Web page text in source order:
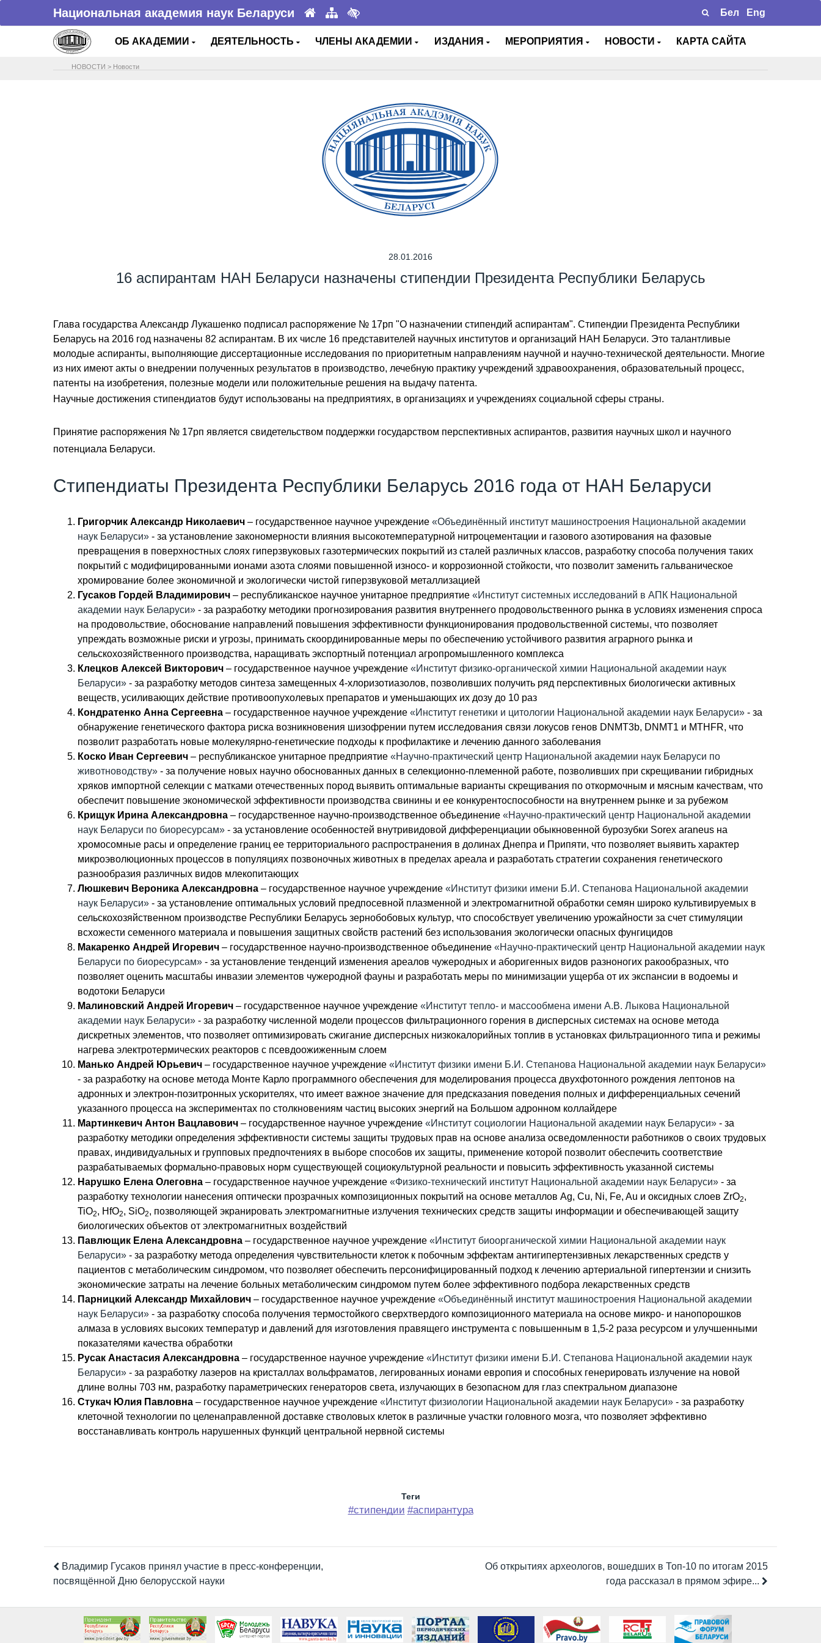
Национальная академия наук Беларуси Бел Eng
ОБ АКАДЕМИИ ДЕЯТЕЛЬНОСТЬ ЧЛЕНЫ АКАДЕМИИ ИЗДАНИЯ МЕРОПРИЯТИЯ НОВОСТИ КАРТА САЙТА
НОВОСТИ > Новости
28.01.2016
16 аспирантам НАН Беларуси назначены стипендии Президента Республики Беларусь
Глава государства Александр Лукашенко подписал распоряжение № 17рп "О назначении стипендий аспирантам". Стипендии Президента Республики
Беларусь на 2016 год назначены 82 аспирантам. В их числе 16 представителей научных институтов и организаций НАН Беларуси. Это талантливые
молодые аспиранты, выполняющие диссертационные исследования по приоритетным направлениям научной и научно-технической деятельности. Многие
из них имеют акты о внедрении полученных результатов в производство, лечебную практику учреждений здравоохранения, образовательный процесс,
патенты на изобретения, полезные модели или положительные решения на выдачу патента.
Научные достижения стипендиатов будут использованы на предприятиях, в организациях и учреждениях социальной сферы страны.
Принятие распоряжения № 17рп является свидетельством поддержки государством перспективных аспирантов, развития научных школ и научного
потенциала Беларуси.
Стипендиаты Президента Республики Беларусь 2016 года от НАН Беларуси
Григорчик Александр Николаевич – государственное научное учреждение «Объединённый институт машиностроения Национальной академии
наук Беларуси» - за установление закономерности влияния высокотемпературной нитроцементации и газового азотирования на фазовые
превращения в поверхностных слоях гиперзвуковых газотермических покрытий из сталей различных классов, разработку способа получения таких
покрытий с модифицированными ионами азота слоями повышенной износо- и коррозионной стойкости, что позволит заменить гальваническое
хромирование более экономичной и экологически чистой гиперзвуковой металлизацией
Гусаков Гордей Владимирович – республиканское научное унитарное предприятие «Институт системных исследований в АПК Национальной
академии наук Беларуси» - за разработку методики прогнозирования развития внутреннего продовольственного рынка в условиях изменения спроса
на продовольствие, обоснование направлений повышения эффективности функционирования продовольственной системы, что позволяет
упреждать возможные риски и угрозы, принимать скоординированные меры по обеспечению устойчивого развития аграрного рынка и
сельскохозяйственного производства, наращивать экспортный потенциал агропромышленного комплекса
Клецков Алексей Викторович – государственное научное учреждение «Институт физико-органической химии Национальной академии наук
Беларуси» - за разработку методов синтеза замещенных 4-хлоризотиазолов, позволивших получить ряд перспективных биологически активных
веществ, усиливающих действие противоопухолевых препаратов и уменьшающих их дозу до 10 раз
Кондратенко Анна Сергеевна – государственное научное учреждение «Институт генетики и цитологии Национальной академии наук Беларуси» - за
обнаружение генетического фактора риска возникновения шизофрении путем исследования связи локусов генов DNMT3b, DNMT1 и MTHFR, что
позволит разработать новые молекулярно-генетические подходы к профилактике и лечению данного заболевания
Коско Иван Сергеевич – республиканское унитарное предприятие «Научно-практический центр Национальной академии наук Беларуси по
животноводству» - за получение новых научно обоснованных данных в селекционно-племенной работе, позволивших при скрещивании гибридных
хряков импортной селекции с матками отечественных пород выявить оптимальные варианты скрещивания по откормочным и мясным качествам, что
обеспечит повышение экономической эффективности производства свинины и ее конкурентоспособности на внутреннем рынке и за рубежом
Крищук Ирина Александровна – государственное научно-производственное объединение «Научно-практический центр Национальной академии
наук Беларуси по биоресурсам» - за установление особенностей внутривидовой дифференциации обыкновенной бурозубки Sorex araneus на
хромосомные расы и определение границ ее территориального распространения в долинах Днепра и Припяти, что позволяет выявить характер
микроэволюционных процессов в популяциях позвоночных животных в пределах ареала и разработать стратегии сохранения генетического
разнообразия различных видов млекопитающих
Люшкевич Вероника Александровна – государственное научное учреждение «Институт физики имени Б.И. Степанова Национальной академии
наук Беларуси» - за установление оптимальных условий предпосевной плазменной и электромагнитной обработки семян широко культивируемых в
сельскохозяйственном производстве Республики Беларусь зернобобовых культур, что способствует увеличению урожайности за счет стимуляции
всхожести семенного материала и повышения защитных свойств растений без использования экологически опасных фунгицидов
Макаренко Андрей Игоревич – государственное научно-производственное объединение «Научно-практический центр Национальной академии наук
Беларуси по биоресурсам» - за установление тенденций изменения ареалов чужеродных и аборигенных видов разноногих ракообразных, что
позволяет оценить масштабы инвазии элементов чужеродной фауны и разработать меры по минимизации ущерба от их экспансии в водоемы и
водотоки Беларуси
Малиновский Андрей Игоревич – государственное научное учреждение «Институт тепло- и массообмена имени А.В. Лыкова Национальной
академии наук Беларуси» - за разработку численной модели процессов фильтрационного горения в дисперсных системах на основе метода
дискретных элементов, что позволяет оптимизировать сжигание дисперсных низкокалорийных топлив в установках фильтрационного типа и режимы
нагрева электротермических реакторов с псевдоожиженным слоем
Манько Андрей Юрьевич – государственное научное учреждение «Институт физики имени Б.И. Степанова Национальной академии наук Беларуси»
- за разработку на основе метода Монте Карло программного обеспечения для моделирования процесса двухфотонного рождения лептонов на
адронных и электрон-позитронных ускорителях, что имеет важное значение для предсказания поведения полных и дифференциальных сечений
указанного процесса на экспериментах по столкновениям частиц высоких энергий на Большом адронном коллайдере
Мартинкевич Антон Вацлавович – государственное научное учреждение «Институт социологии Национальной академии наук Беларуси» - за
разработку методики определения эффективности системы защиты трудовых прав на основе анализа осведомленности работников о своих трудовых
правах, индивидуальных и групповых предпочтениях в выборе способов их защиты, применение которой позволит обеспечить соответствие
разрабатываемых формально-правовых норм существующей социокультурной реальности и повысить эффективность указанной системы
Нарушко Елена Олеговна – государственное научное учреждение «Физико-технический институт Национальной академии наук Беларуси» - за
разработку технологии нанесения оптически прозрачных композиционных покрытий на основе металлов Ag, Cu, Ni, Fe, Au и оксидных слоев ZrO2,
TiO2, HfO2, SiO2, позволяющей экранировать электромагнитные излучения технических средств защиты информации и обеспечивающей защиту
биологических объектов от электромагнитных воздействий
Павлющик Елена Александровна – государственное научное учреждение «Институт биоорганической химии Национальной академии наук
Беларуси» - за разработку метода определения чувствительности клеток к побочным эффектам антигипертензивных лекарственных средств у
пациентов с метаболическим синдромом, что позволяет обеспечить персонифицированный подход к лечению артериальной гипертензии и снизить
экономические затраты на лечение больных метаболическим синдромом путем более эффективного подбора лекарственных средств
Парницкий Александр Михайлович – государственное научное учреждение «Объединённый институт машиностроения Национальной академии
наук Беларуси» - за разработку способа получения термостойкого сверхтвердого композиционного материала на основе микро- и нанопорошков
алмаза в условиях высоких температур и давлений для изготовления правящего инструмента с повышенным в 1,5-2 раза ресурсом и улучшенными
показателями качества обработки
Русак Анастасия Александровна – государственное научное учреждение «Институт физики имени Б.И. Степанова Национальной академии наук
Беларуси» - за разработку лазеров на кристаллах вольфраматов, легированных ионами европия и способных генерировать излучение на новой
длине волны 703 нм, разработку параметрических генераторов света, излучающих в безопасном для глаз спектральном диапазоне
Стукач Юлия Павловна – государственное научное учреждение «Институт физиологии Национальной академии наук Беларуси» - за разработку
клеточной технологии по целенаправленной доставке стволовых клеток в различные участки головного мозга, что позволяет эффективно
восстанавливать контроль нарушенных функций центральной нервной системы
Теги
#стипендии #аспирантура
Владимир Гусаков принял участие в пресс-конференции,
посвящённой Дню белорусской науки
Об открытиях археологов, вошедших в Топ-10 по итогам 2015
года рассказал в прямом эфире...